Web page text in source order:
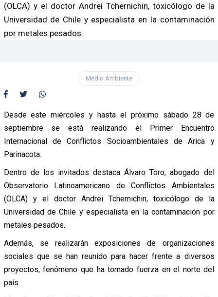
(OLCA) y el doctor Andrei Tchernichin, toxicólogo de la
Universidad de Chile y especialista en la contaminación
por metales pesados.
Medio Ambiente
Desde este miércoles y hasta el próximo sábado 28 de
septiembre se está realizando el Primer Encuentro
Internacional de Conflictos Socioambientales de Arica y
Parinacota.
Dentro de los invitados destaca Álvaro Toro, abogado del
Observatorio Latinoamericano de Conflictos Ambientales
(OLCA) y el doctor Andrei Tchernichin, toxicólogo de la
Universidad de Chile y especialista en la contaminación por
metales pesados.
Además, se realizarán exposiciones de organizaciones
sociales que se han reunido para hacer frente a diversos
proyectos, fenómeno que ha tomado fuerza en el norte del
país.